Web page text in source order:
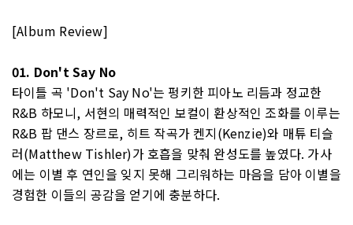
[Album Review]
01. Don't Say No
타이틀 곡 'Don't Say No'는 펑키한 피아노 리듬과 정교한
R&B 하모니, 서현의 매력적인 보컬이 환상적인 조화를 이루는
R&B 팝 댄스 장르로, 히트 작곡가 켄지(Kenzie)와 매튜 티슬
러(Matthew Tishler)가 호흡을 맞춰 완성도를 높였다. 가사
에는 이별 후 연인을 잊지 못해 그리워하는 마음을 담아 이별을
경험한 이들의 공감을 얻기에 충분하다.